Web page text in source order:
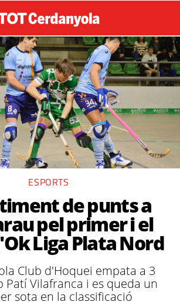
ESPORTS
de punts a
pel primer i el
Liga Plata Nord
Club d'Hoquei empata a 3
Patí Vilafranca i es queda un
sota en la classificació